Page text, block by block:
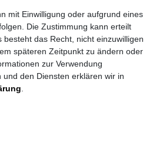
mit Einwilligung oder aufgrund eines
Die Zustimmung kann erteilt
das Recht, nicht einzuwilligen
späteren Zeitpunkt zu ändern oder
zur Verwendung
den Diensten erklären wir in